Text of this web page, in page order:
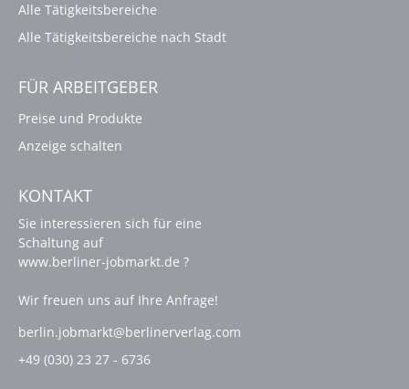
Alle Tätigkeitsbereiche
Alle Tätigkeitsbereiche nach Stadt
FÜR ARBEITGEBER
Preise und Produkte
Anzeige schalten
KONTAKT
Sie interessieren sich für eine
Schaltung auf
www.berliner-jobmarkt.de ?
Wir freuen uns auf Ihre Anfrage!
berlin.jobmarkt@berlinerverlag.com
+49 (030) 23 27 - 6736